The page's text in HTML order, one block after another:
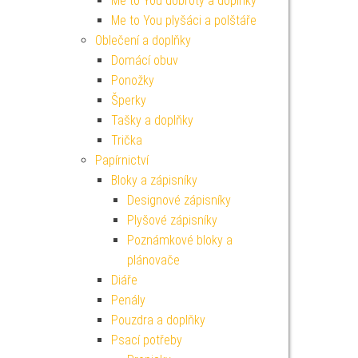
Me to You plyšáci a polštáře
Oblečení a doplňky
Domácí obuv
Ponožky
Šperky
Tašky a doplňky
Trička
Papírnictví
Bloky a zápisníky
Designové zápisníky
Plyšové zápisníky
Poznámkové bloky a
plánovače
Diáře
Penály
Pouzdra a doplňky
Psací potřeby